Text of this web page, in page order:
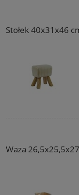
Stołek 40x31x46
Waza